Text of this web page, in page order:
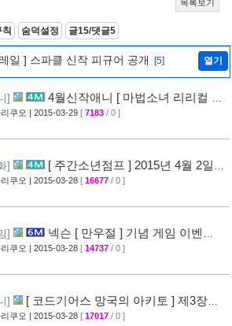
목록보기
칙 숨덕설정 글15/댓글5
일 ] 스파클 신작 피규어 공개 [5] 열기
]
4월신작애니 [ 마법소녀 리리컬 나
ViVid ] PV 영상 공개
쿠오 | 2015-03-29 [ 7183 / 0 ]
]
[ 주간소년점프 ] 2015년 4월 2일
목록 표지공개 + [ 나루토 ] 외전만화 연재
쿠오 | 2015-03-28 [ 16677 / 0 ]
]
넥슨 [ 만우절 ] 기념 게임 이벤
[63]쿠오 | 2015-03-28 [ 14737 / 0 ]
]
[ 코드기어스 망국의 아키토 ] 제3장
영상 + [ 코드기어스 반역의 를르슈 ] BD-
쿠오 | 2015-03-28 [ 17017 / 0 ]